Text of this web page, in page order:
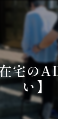
宅の
い】